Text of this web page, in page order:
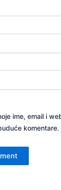
ime, email i
komentare.